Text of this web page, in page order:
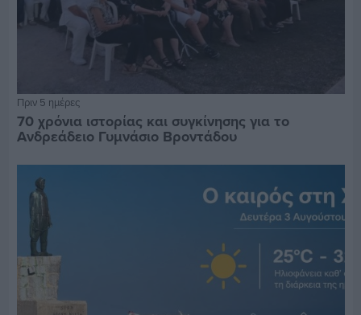
Πριν 5 ημέρες
70 χρόνια ιστορίας και συγκίνησης για το
Ανδρεάδειο Γυμνάσιο Βροντάδου